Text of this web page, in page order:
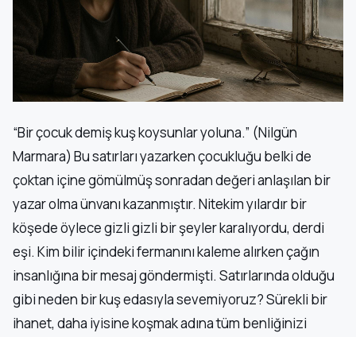
“Bir çocuk demiş kuş koysunlar yoluna.” (Nilgün
Marmara) Bu satırları yazarken çocukluğu belki de
çoktan içine gömülmüş sonradan değeri anlaşılan bir
yazar olma ünvanı kazanmıştır. Nitekim yılardır bir
köşede öylece gizli gizli bir şeyler karalıyordu, derdi
eşi. Kim bilir içindeki fermanını kaleme alırken çağın
insanlığına bir mesaj göndermişti. Satırlarında olduğu
gibi neden bir kuş edasıyla sevemiyoruz? Sürekli bir
ihanet, daha iyisine koşmak adına tüm benliğinizi